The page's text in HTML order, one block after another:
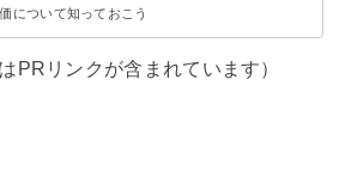
inラリックシール・ペルデュ
年
について知っておこう
PRリンクが含まれています）